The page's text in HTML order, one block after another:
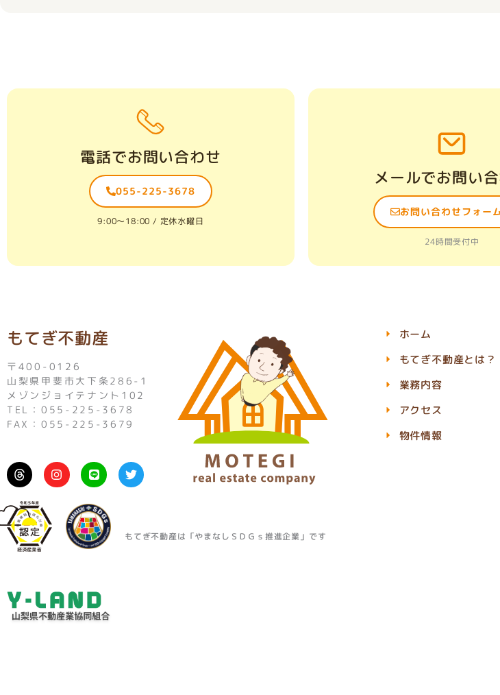
電話でお問い合わせ
055-225-3678
9:00〜18:00 / 定休水曜日
メールでお問い
お問い合わせフォー
24時間受付中
もてぎ不動産
〒400-0126
山梨県甲斐市大下条286-1
メゾンジョイテナント102
TEL：055-225-3678
FAX：055-225-3679
I
n
s
L
i
n
e
T
w
i
r
もてぎ不動産は「やまなしＳＤＧｓ推進企業」です
ホーム
もてぎ不動産とは？
業務内容
アクセス
物件情報